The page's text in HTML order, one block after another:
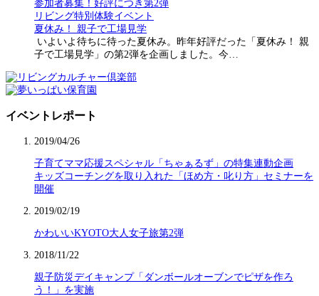
参加者募集！好評につき第2弾
リビング特別体験イベント
夏休み！ 親子で工場見学
いよいよ待ちに待った夏休み。昨年好評だった「夏休み！ 親
子で工場見学」の第2弾を企画しました。今…
イベントレポート
2019/04/26
子育てママ応援スペシャル「ちゃぁるず」の特集連動企画
キッズコーチングを取り入れた「ほめ方・叱り方」セミナーを
開催
2019/02/19
かわいいKYOTO大人女子旅第2弾
2018/11/22
親子防災デイキャンプ「ダンボールオーブンでピザを作ろ
う！」を実施